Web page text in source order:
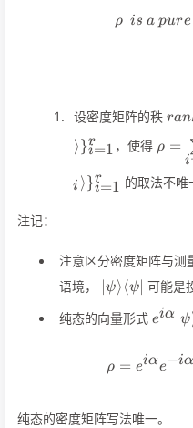
ρ is a pure
设密度矩阵的秩 r
⟩}i=1
r ，使得 ρ =
i
i ⟩ }i=1
r 的取法不唯
注记：
注意区分密度矩阵与测
语境，
ψ⟩ ⟨ψ 可能是
纯态的向量形式 eiα ∣ψ
ρ = eiαe−iα
纯态的密度矩阵写法唯一。